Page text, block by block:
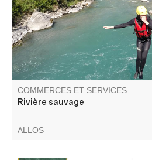
humaine, où on prend le temps et
vous.
COMMERCES ET SERVICES
Rivière sauvage
ALLOS